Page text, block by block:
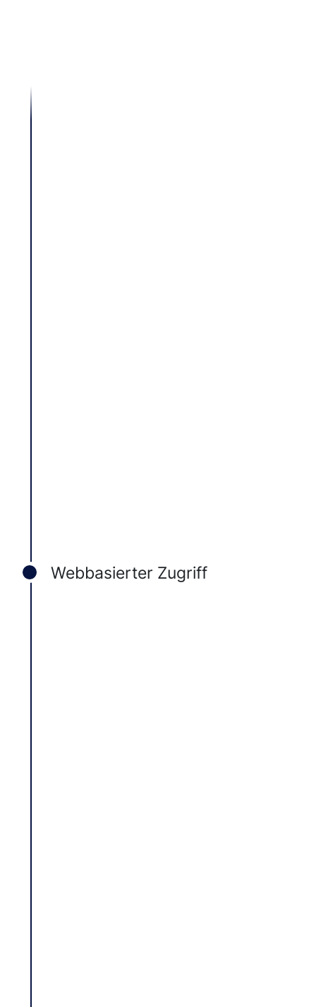
Webbasierter Zugriff